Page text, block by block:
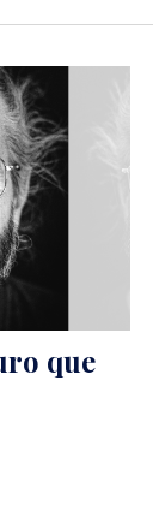
que